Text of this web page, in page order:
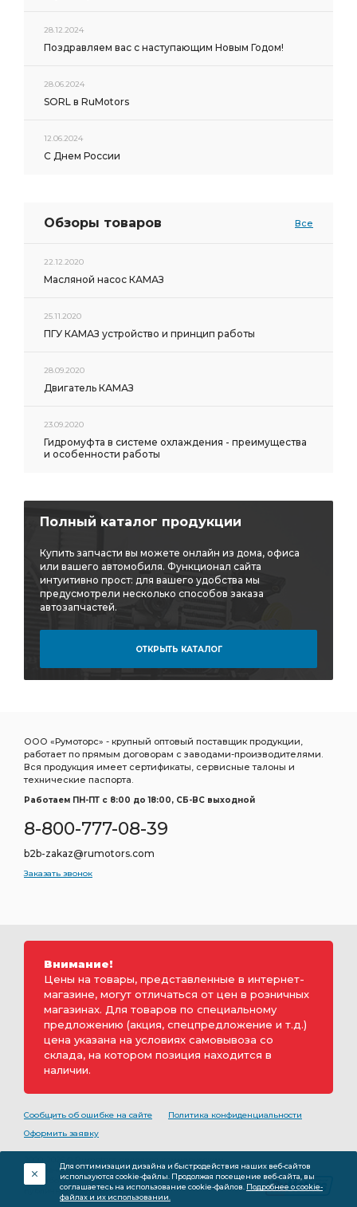
28.12.2024
Поздравляем вас с наступающим Новым Годом!
28.06.2024
SORL в RuMotors
12.06.2024
С Днем России
Обзоры товаров Все
22.12.2020
Масляной насос КАМАЗ
25.11.2020
ПГУ КАМАЗ устройство и принцип работы
28.09.2020
Двигатель КАМАЗ
23.09.2020
Гидромуфта в системе охлаждения - преимущества
и особенности работы
Полный каталог продукции
Купить запчасти вы можете онлайн из дома, офиса
или вашего автомобиля. Функционал сайта
интуитивно прост: для вашего удобства мы
предусмотрели несколько способов заказа
автозапчастей.
ОТКРЫТЬ КАТАЛОГ
ООО «Румоторс» - крупный оптовый поставщик продукции,
работает по прямым договорам с заводами-производителями.
Вся продукция имеет сертификаты, сервисные талоны и
технические паспорта.
Работаем ПН-ПТ c 8:00 до 18:00, СБ-ВС выходной
8-800-777-08-39
b2b-zakaz@rumotors.com
Заказать звонок
Внимание!
Цены на товары, представленные в интернет-
магазине, могут отличаться от цен в розничных
магазинах. Для товаров по специальному
предложению (акция, спецпредложение и т.д.)
цена указана на условиях самовывоза со
склада, на котором позиция находится в
наличии.
Сообщить об ошибке на сайте
Политика конфиденциальности
Оформить заявку
обозначением ООО «РуМоторс». Все права на
разработку принадлежат ООО «Румоторс». Не является
публичной офертой.
Для оптимизации дизайна и быстродействия наших веб-сайтов
используются cookie-файлы. Продолжая посещение веб-сайта, вы
соглашаетесь на использование cookie-файлов. Подробнее о cookie-
файлах и их использовании.